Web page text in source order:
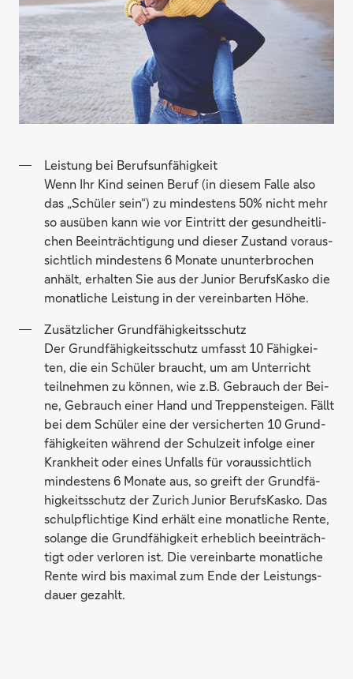
Leis­tung bei Be­rufs­un­fä­hig­keit
Wenn Ihr Kind sei­nen Be­ruf (in die­sem Fal­le al­so
das „Schü­ler sein“) zu min­des­tens 50% nicht mehr
so aus­üben kann wie vor Ein­tritt der ge­sund­heit­li­
chen Be­ein­träch­ti­gung und die­ser Zu­stand vor­aus­
sicht­lich min­des­tens 6 Mo­na­te un­un­ter­bro­chen
an­hält, er­hal­ten Sie aus der Ju­ni­or Be­rufs­Kas­ko die
mo­nat­li­che Leis­tung in der ver­ein­bar­ten Hö­he.
Zu­sätz­li­cher Grund­fä­hig­keits­schutz
Der Grund­fä­hig­keits­schutz um­fasst 10 Fä­hig­kei­
ten, die ein Schü­ler braucht, um am Un­ter­richt
teil­neh­men zu kön­nen, wie z.B. Ge­brauch der Bei­
ne, Ge­brauch ei­ner Hand und Trep­pen­stei­gen. Fällt
bei dem Schü­ler ei­ne der ver­si­cher­ten 10 Grund­
fä­hig­kei­ten wäh­rend der Schul­zeit in­fol­ge ei­ner
Krank­heit oder ei­nes Un­falls für vor­aus­sicht­lich
min­des­tens 6 Mo­na­te aus, so greift der Grund­fä­
hig­keits­schutz der Zu­rich Ju­ni­or Be­rufs­Kas­ko. Das
schul­pflich­ti­ge Kind er­hält ei­ne mo­nat­li­che Ren­te,
so­lan­ge die Grund­fä­hig­keit er­heb­lich be­ein­träch­
tigt oder ver­lo­ren ist. Die ver­ein­bar­te mo­nat­li­che
Ren­te wird bis ma­xi­mal zum En­de der Leis­tungs­
dau­er ge­zahlt.